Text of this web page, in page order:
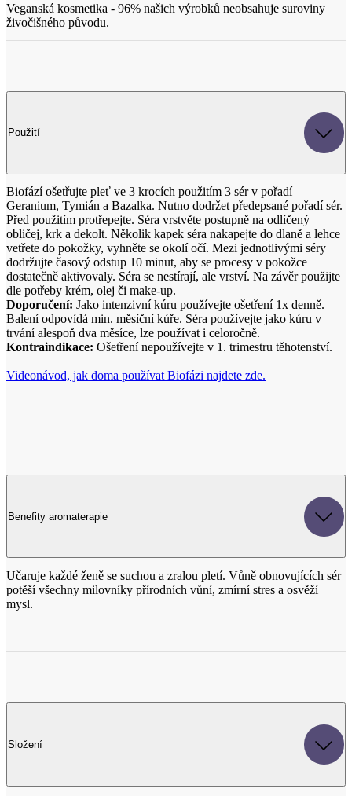
Veganská kosmetika - 96% našich výrobků neobsahuje suroviny
živočišného původu.
Použití
Biofází ošetřujte pleť ve 3 krocích použitím 3 sér v pořadí
Geranium, Tymián a Bazalka. Nutno dodržet předepsané pořadí sér.
Před použitím protřepejte. Séra vrstvěte postupně na odlíčený
obličej, krk a dekolt. Několik kapek séra nakapejte do dlaně a lehce
vetřete do pokožky, vyhněte se okolí očí. Mezi jednotlivými séry
dodržujte časový odstup 10 minut, aby se procesy v pokožce
dostatečně aktivovaly. Séra se nestírají, ale vrství. Na závěr použijte
dle potřeby krém, olej či make-up.
Doporučení: Jako intenzivní kúru používejte ošetření 1x denně.
Balení odpovídá min. měsíční kúře. Séra používejte jako kúru v
trvání alespoň dva měsíce, lze používat i celoročně.
Kontraindikace: Ošetření nepoužívejte v 1. trimestru těhotenství.
Videonávod, jak doma používat Biofázi najdete zde.
Benefity aromaterapie
Učaruje každé ženě se suchou a zralou pletí. Vůně obnovujících sér
potěší všechny milovníky přírodních vůní, zmírní stres a osvěží
mysl.
Složení